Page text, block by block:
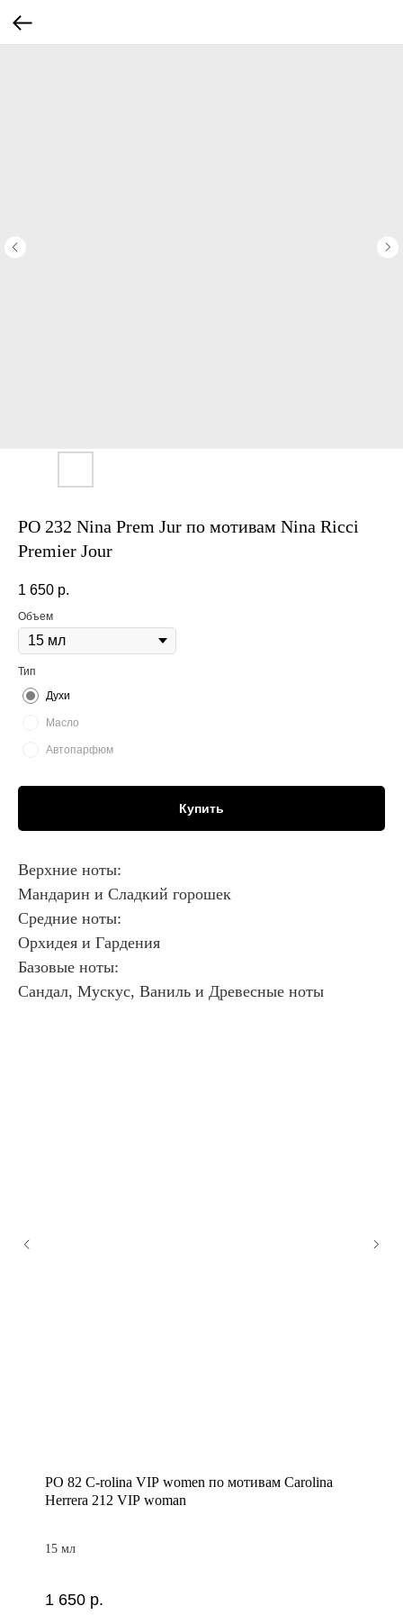
PO 232 Nina Prem Jur по мотивам Nina Ricci
Premier Jour
1 650 р.
Объем
Тип
Духи
Масло
Автопарфюм
Купить
Верхние ноты:
Мандарин и Сладкий горошек
Средние ноты:
Орхидея и Гардения
Базовые ноты:
Сандал, Мускус, Ваниль и Древесные ноты
PO 82 C-rolina VIP women по мотивам Carolina
Herrera 212 VIP woman
15 мл
1 650 р.